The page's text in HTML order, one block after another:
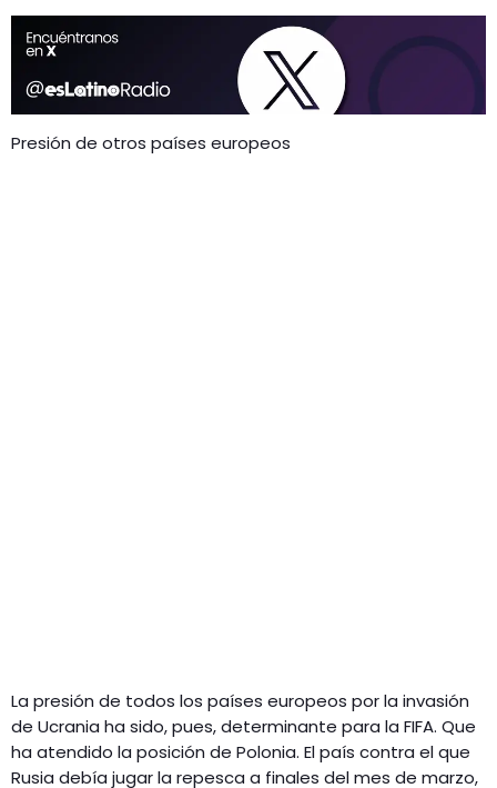
Presión de otros países europeos
La presión de todos los países europeos por la invasión
de Ucrania ha sido, pues, determinante para la FIFA. Que
ha atendido la posición de Polonia. El país contra el que
Rusia debía jugar la repesca a finales del mes de marzo,